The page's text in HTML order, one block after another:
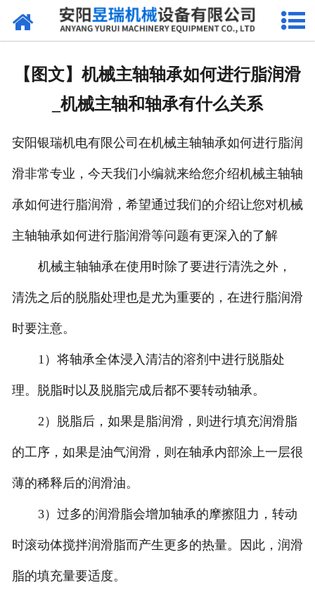
网站首页
联系我们
【图文】机械主轴轴承如何进行脂润滑
_机械主轴和轴承有什么关系
安阳银瑞机电有限公司在机械主轴轴承如何进行脂润
滑非常专业，今天我们小编就来给您介绍机械主轴轴
承如何进行脂润滑，希望通过我们的介绍让您对机械
主轴轴承如何进行脂润滑等问题有更深入的了解
机械主轴轴承在使用时除了要进行清洗之外，
清洗之后的脱脂处理也是尤为重要的，在进行脂润滑
时要注意。
1）将轴承全体浸入清洁的溶剂中进行脱脂处
理。脱脂时以及脱脂完成后都不要转动轴承。
2）脱脂后，如果是脂润滑，则进行填充润滑脂
的工序，如果是油气润滑，则在轴承内部涂上一层很
薄的稀释后的润滑油。
3）过多的润滑脂会增加轴承的摩擦阻力，转动
时滚动体搅拌润滑脂而产生更多的热量。因此，润滑
脂的填充量要适度。